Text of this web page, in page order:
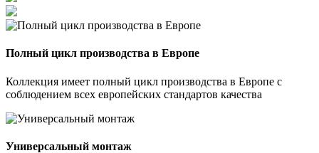
Полный цикл производства в Европе
Коллекция имеет полный цикл производства в Европе с
соблюдением всех европейских стандартов качества
Универсальный монтаж